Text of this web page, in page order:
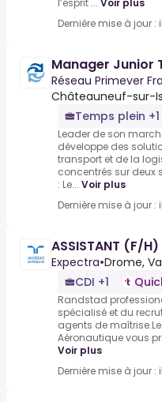
l’esprit ... Voir plus
Dernière mise à jour :
Manager Junior
Réseau Primever
Châteauneuf-sur-
Temps plein +1
Leader de son
développe des
transport et de la
concentrés sur deux
: Le... Voir plus
Dernière mise à jour
ASSISTANT (F/H)
Expectra•Drome,
CDI +1
Randstad
spécialisé et du
agents de
Aéronautique vous
Voir plus
Dernière mise à jour :